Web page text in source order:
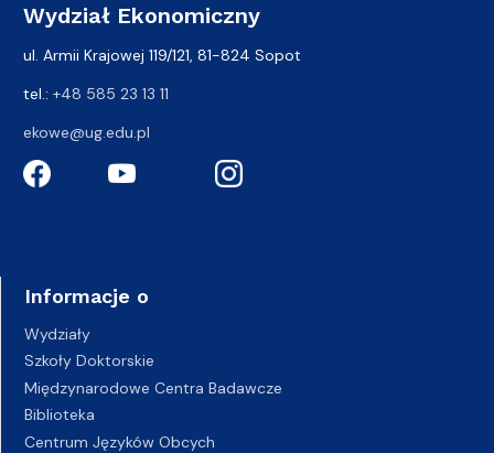
Wydział Ekonomiczny
ul. Armii Krajowej 119/121, 81-824 Sopot
tel.: +48 585 23 13 11
ekowe@ug.edu.pl
Informacje o
Wydziały
Szkoły Doktorskie
Międzynarodowe Centra Badawcze
Biblioteka
Centrum Języków Obcych